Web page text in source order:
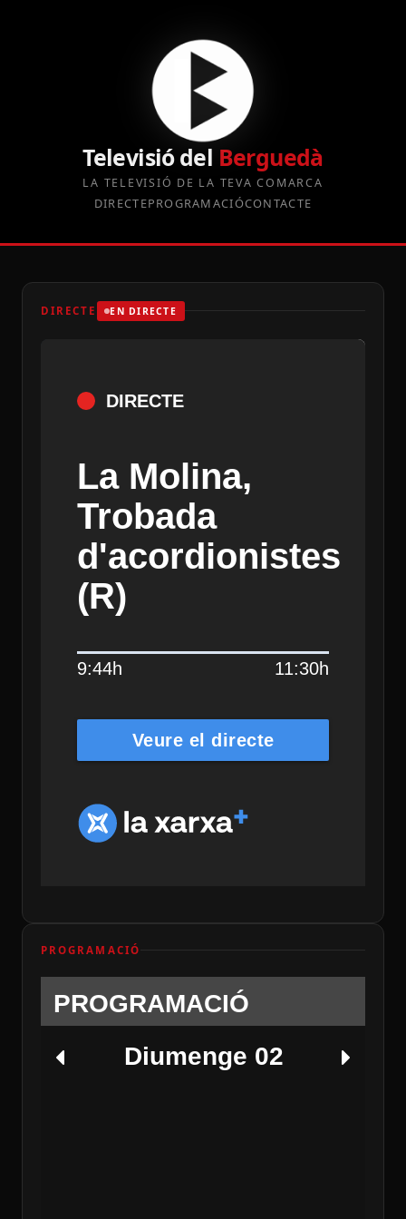
Televisió del Berguedà
LA TELEVISIÓ DE LA TEVA COMARCA
DIRECTEPROGRAMACIÓCONTACTE
DIRECTE EN DIRECTE
DIRECTE
La Molina,
Trobada
d'acordionistes
(R)
9:44h 11:30h
Veure el directe
PROGRAMACIÓ
PROGRAMACIÓ
Diumenge 02